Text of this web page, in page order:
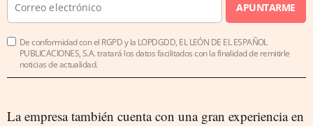
APUNTARME
De conformidad con el RGPD y la LOPDGDD, EL LEÓN DE EL ESPAÑOL
PUBLICACIONES, S.A. tratará los datos facilitados con la finalidad de remitirle
noticias de actualidad.
La empresa también cuenta con una gran experiencia en